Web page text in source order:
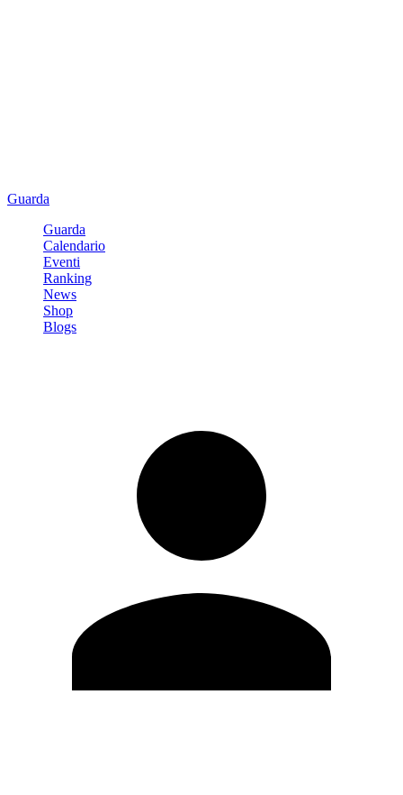
Guarda
Guarda
Calendario
Eventi
Ranking
News
Shop
Blogs